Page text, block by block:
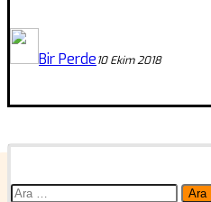
Bir Perde10 Ekim 2018
Arama: